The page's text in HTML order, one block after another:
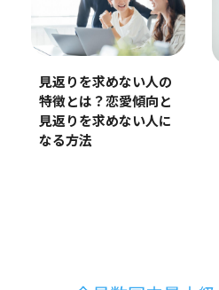
見返りを求めない人の
特徴とは？恋愛傾向と
見返りを求めない人に
なる方法